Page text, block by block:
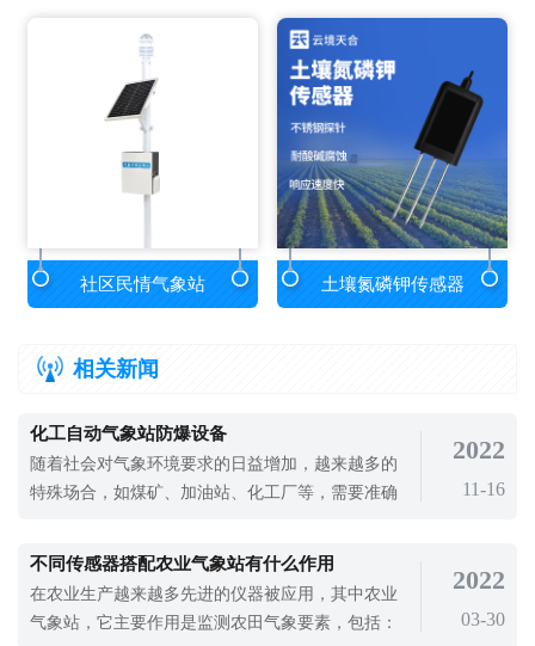
社区民情气象站 土壤氮磷钾传感器
相关新闻
化工自动气象站防爆设备
随着社会对气象环境要求的日益增加，越来越多的
特殊场合，如煤矿、加油站、化工厂等，需要准确
经过专业检查，不会因为元件的存在而引发电火花
等爆炸，因此用户可以放心使用。而化工自动气象
站的防爆零件能够帮助用户应对各种突发
2022
11-16
不同传感器搭配农业气象站有什么作用
在农业生产越来越多先进的仪器被应用，其中农业
气象站，它主要作用是监测农田气象要素，包括：
2022
03-30